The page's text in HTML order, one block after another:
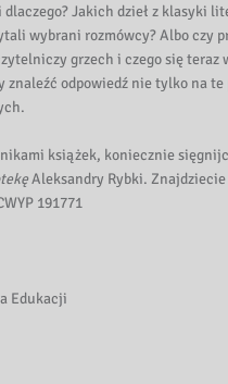
Jakich dzieł z klasyki
wybrani rozmówcy? Albo czy
grzech i czego się teraz
znaleźć odpowiedź nie tylko na
książek, koniecznie
Aleksandry Rybki.
191771
Edukacji